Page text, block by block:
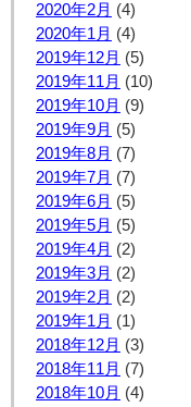
2020年2月 (4)
2020年1月 (4)
2019年12月 (5)
2019年11月 (10)
2019年10月 (9)
2019年9月 (5)
2019年8月 (7)
2019年7月 (7)
2019年6月 (5)
2019年5月 (5)
2019年4月 (2)
2019年3月 (2)
2019年2月 (2)
2019年1月 (1)
2018年12月 (3)
2018年11月 (7)
2018年10月 (4)